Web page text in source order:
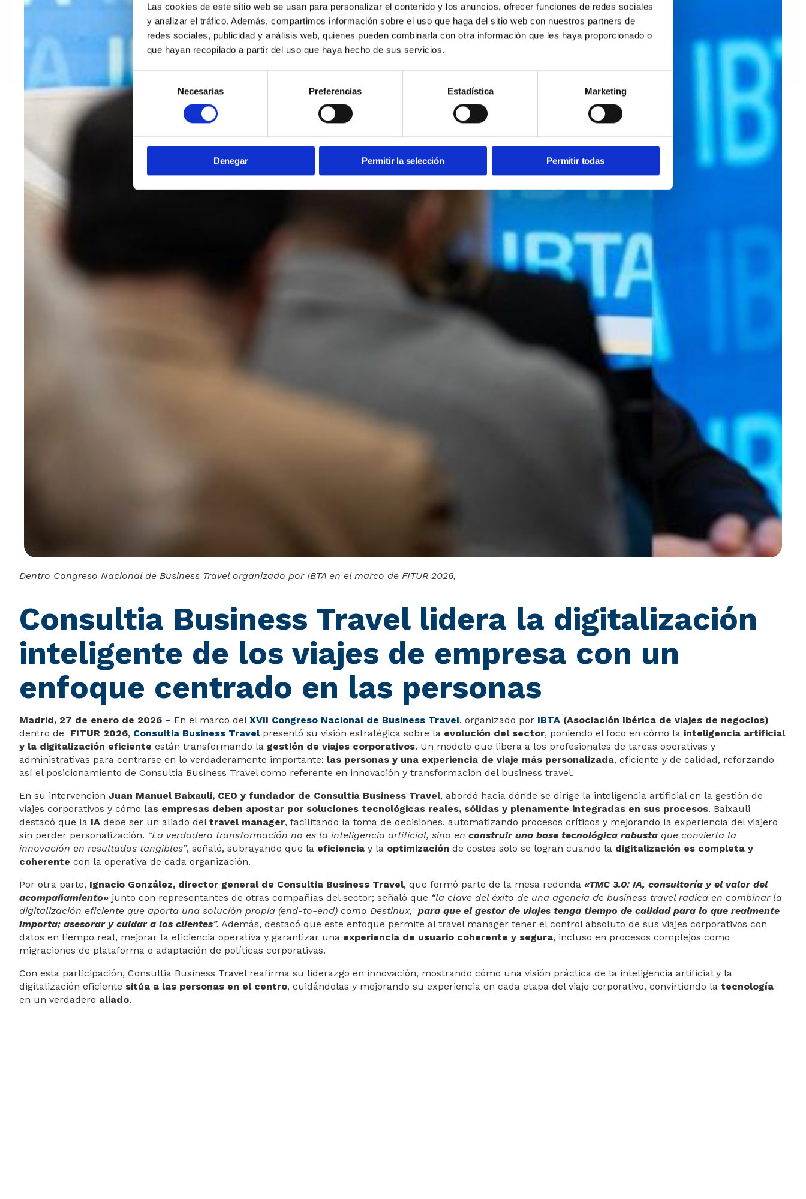
Las cookies de este sitio web se usan para personalizar el contenido y los anuncios, ofrecer funciones de redes sociales
y analizar el tráfico. Además, compartimos información sobre el uso que haga del sitio web con nuestros partners de
redes sociales, publicidad y análisis web, quienes pueden combinarla con otra información que les haya proporcionado o
que hayan recopilado a partir del uso que haya hecho de sus servicios.
Selección
de
consentimiento
Necesarias Preferencias Estadística Marketing
Denegar Permitir la selección Permitir todas
Dentro Congreso Nacional de Business Travel organizado por IBTA en el marco de FITUR 2026,
Consultia Business Travel lidera la digitalización
inteligente de los viajes de empresa con un
enfoque centrado en las personas
Madrid, 27 de enero de 2026 – En el marco del XVII Congreso Nacional de Business Travel, organizado por IBTA (Asociación Ibérica de viajes de negocios)
dentro de FITUR 2026, Consultia Business Travelpresentó su visión estratégica sobre la evolución del sector, poniendo el foco en cómo la inteligencia artificial
y la digitalización eficiente están transformando la gestión de viajes corporativos. Un modelo que libera a los profesionales de tareas operativas y
administrativas para centrarse en lo verdaderamente importante: las personas y una experiencia de viaje más personalizada, eficiente y de calidad, reforzando
así el posicionamiento de Consultia Business Travel como referente en innovación y transformación del business travel.
En su intervención Juan Manuel Baixauli, CEO y fundador de Consultia Business Travel, abordó hacia dónde se dirige la inteligencia artificial en la gestión de
viajes corporativos y cómo las empresas deben apostar por soluciones tecnológicas reales, sólidas y plenamente integradas en sus procesos. Baixauli
destacó que la IA debe ser un aliado del travel manager, facilitando la toma de decisiones, automatizando procesos críticos y mejorando la experiencia del viajero
sin perder personalización. “La verdadera transformación no es la inteligencia artificial, sino en construir una base tecnológica robusta que convierta la
innovación en resultados tangibles”, señaló, subrayando que la eficiencia y la optimización de costes solo se logran cuando la digitalización es completa y
coherente con la operativa de cada organización.
Por otra parte, Ignacio González, director general de Consultia Business Travel, que formó parte de la mesa redonda «TMC 3.0: IA, consultoría y el valor del
acompañamiento» junto con representantes de otras compañías del sector; señaló que “la clave del éxito de una agencia de business travel radica en combinar la
digitalización eficiente que aporta una solución propia (end-to-end) como Destinux, para que el gestor de viajes tenga tiempo de calidad para lo que realmente
importa; asesorar y cuidar a los clientes”. Además, destacó que este enfoque permite al travel manager tener el control absoluto de sus viajes corporativos con
datos en tiempo real, mejorar la eficiencia operativa y garantizar una experiencia de usuario coherente y segura, incluso en procesos complejos como
migraciones de plataforma o adaptación de políticas corporativas.
Con esta participación, Consultia Business Travel reafirma su liderazgo en innovación, mostrando cómo una visión práctica de la inteligencia artificial y la
digitalización eficiente sitúa a las personas en el centro, cuidándolas y mejorando su experiencia en cada etapa del viaje corporativo, convirtiendo la tecnología
en un verdadero aliado.